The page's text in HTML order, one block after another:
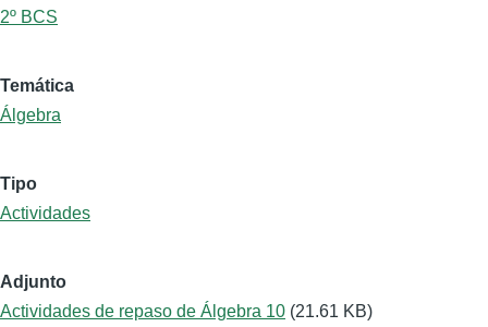
2º BCS
Temática
Álgebra
Tipo
Actividades
Adjunto
Actividades de repaso de Álgebra 10 (21.61 KB)